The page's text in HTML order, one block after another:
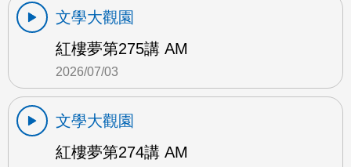
文學大觀園
紅樓夢第275講 AM
2026/07/03
文學大觀園
紅樓夢第274講 AM